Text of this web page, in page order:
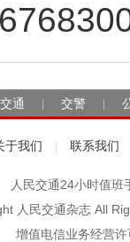
交通 交警
于我们 联系我们
人民交通24小时值
人民交通杂志 All
增值电信业务经营